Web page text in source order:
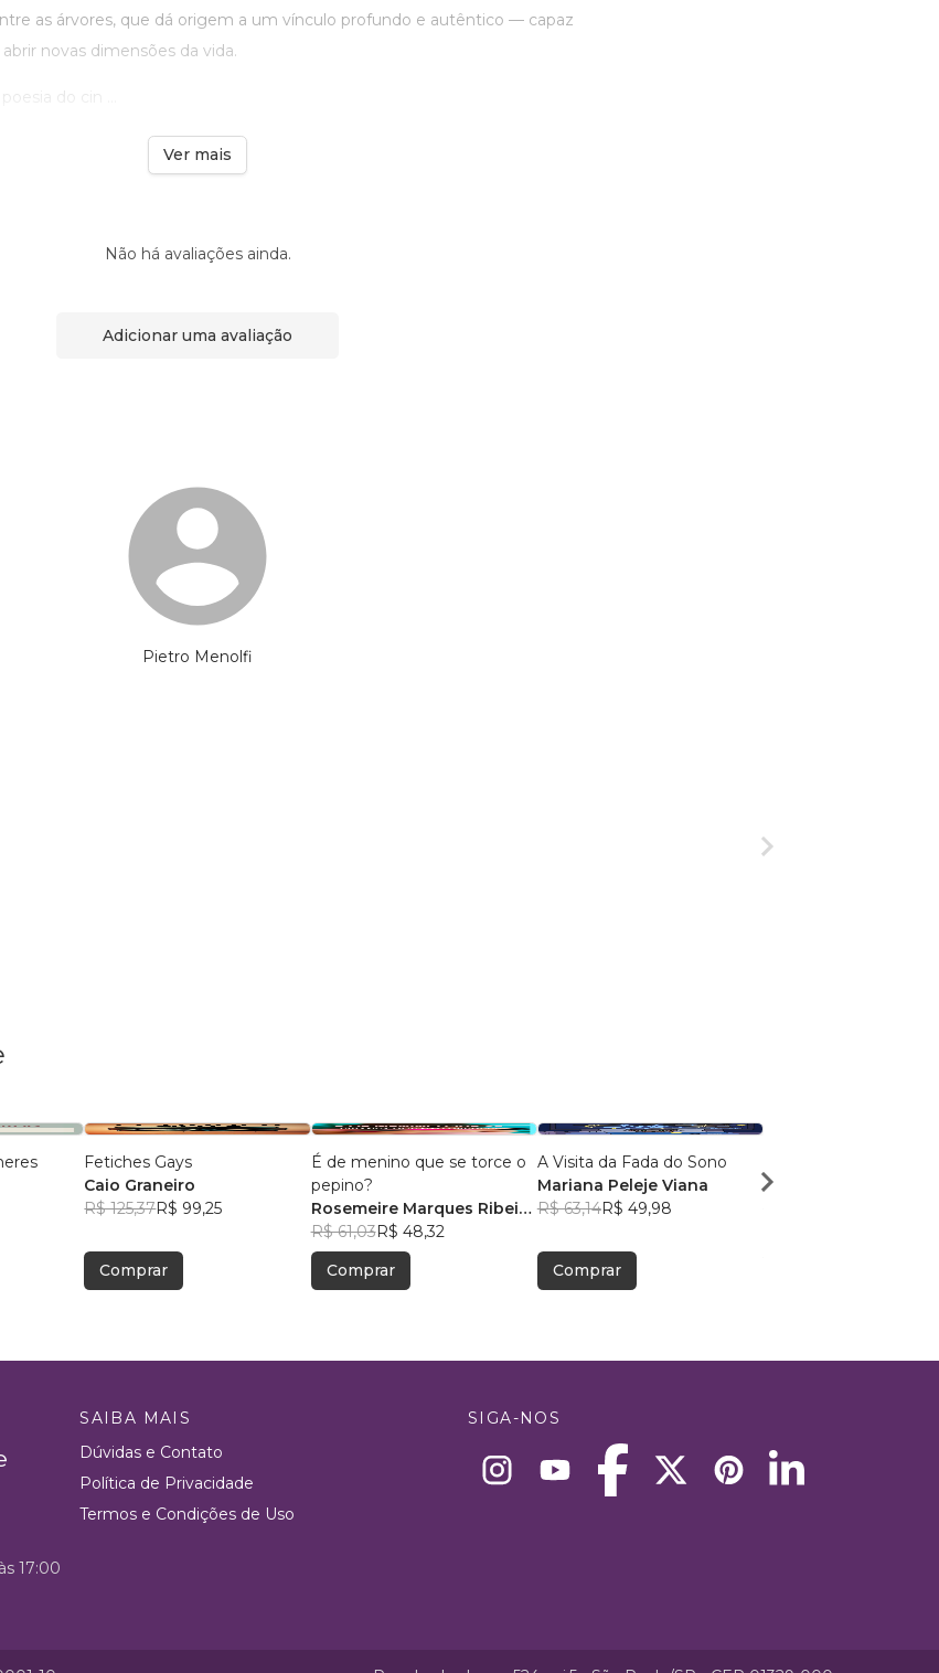
as árvores, que dá origem a um vínculo profundo e autêntico — capaz
novas dimensões da vida.
do cin ...
Ver mais
Não há avaliações ainda.
Adicionar uma avaliação
Pietro Menolfi
Fetiches Gays
Caio Graneiro
R$ 125,37R$ 99,25
Comprar
É de menino que se torce o
pepino?
Rosemeire Marques Ribeiro
Archangelo
R$ 61,03R$ 48,32
Comprar
A Visita da Fada do Sono
Mariana Peleje Viana
R$ 63,14R$ 49,98
Comprar
Otavio Chamorro
SAIBA MAIS
Dúvidas e Contato
Política de Privacidade
Termos e Condições de Uso
SIGA-NOS
17:00